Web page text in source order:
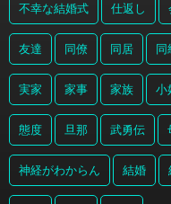
不幸な結婚式 仕返し
友達 同僚 同居 同
実家 家事 家族 小
態度 旦那 武勇伝
神経がわからん 結婚